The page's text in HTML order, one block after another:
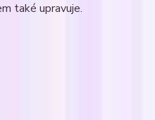
také upravuje.